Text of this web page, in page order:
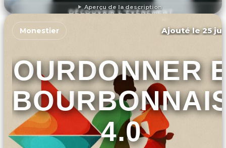
Aperçu de la description
DÉCOUVRIR L'ÉVÉNEMENT
Monestier Ajouté le 25
4.0